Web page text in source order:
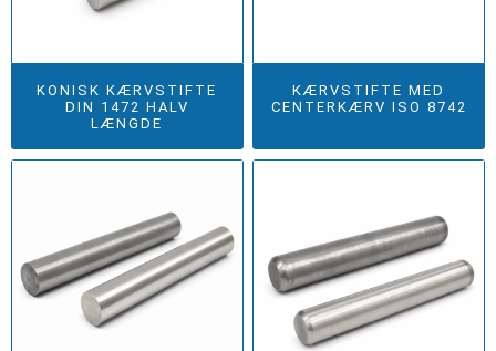
KONISK KÆRVSTIFTE
DIN 1472 HALV
LÆNGDE
KÆRVSTIFTE MED
CENTERKÆRV ISO 8742